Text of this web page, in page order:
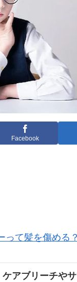
Facebook
って髪を傷める？
ケアブリーチや